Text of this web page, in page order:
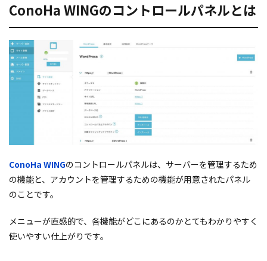
ConoHa WINGのコントロールパネルとは
ConoHa WINGのコントロールパネルは、サーバーを管理するため
の機能と、アカウントを管理するための機能が用意されたパネル
のことです。
メニューが直感的で、各機能がどこにあるのかとてもわかりやすく
使いやすい仕上がりです。